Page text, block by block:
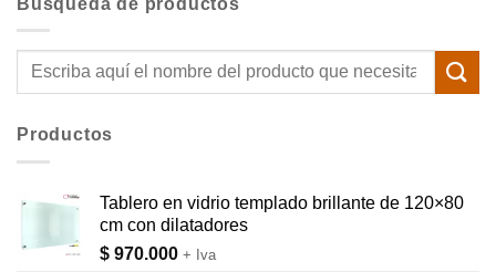
Buscar
Productos
Tablero en vidrio templado brillante de 120×80
cm con dilatadores
$ 970.000 + Iva